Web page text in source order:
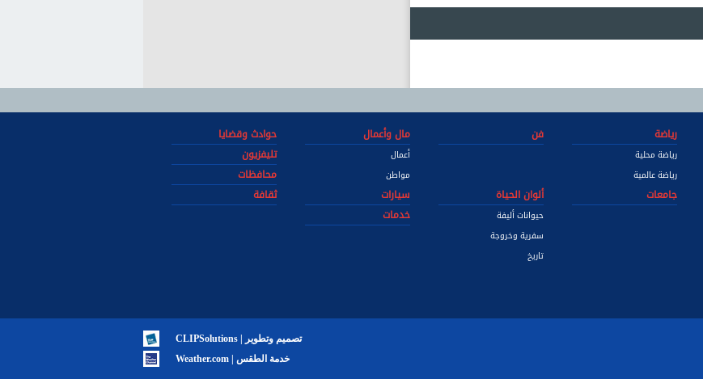
رياضة
رياضة محلية
رياضة عالمية
فن مال وأعمال
أعمال
مواطن
حوادث وقضايا
تليفزيون
محافظات
جامعات ألوان الحياة
حيوانات أليفة
سفرية وخروجة
تاريخ
سيارات
ثقافة
خدمات
تصميم وتطوير | CLIPSolutions
خدمة الطقس | Weather.com